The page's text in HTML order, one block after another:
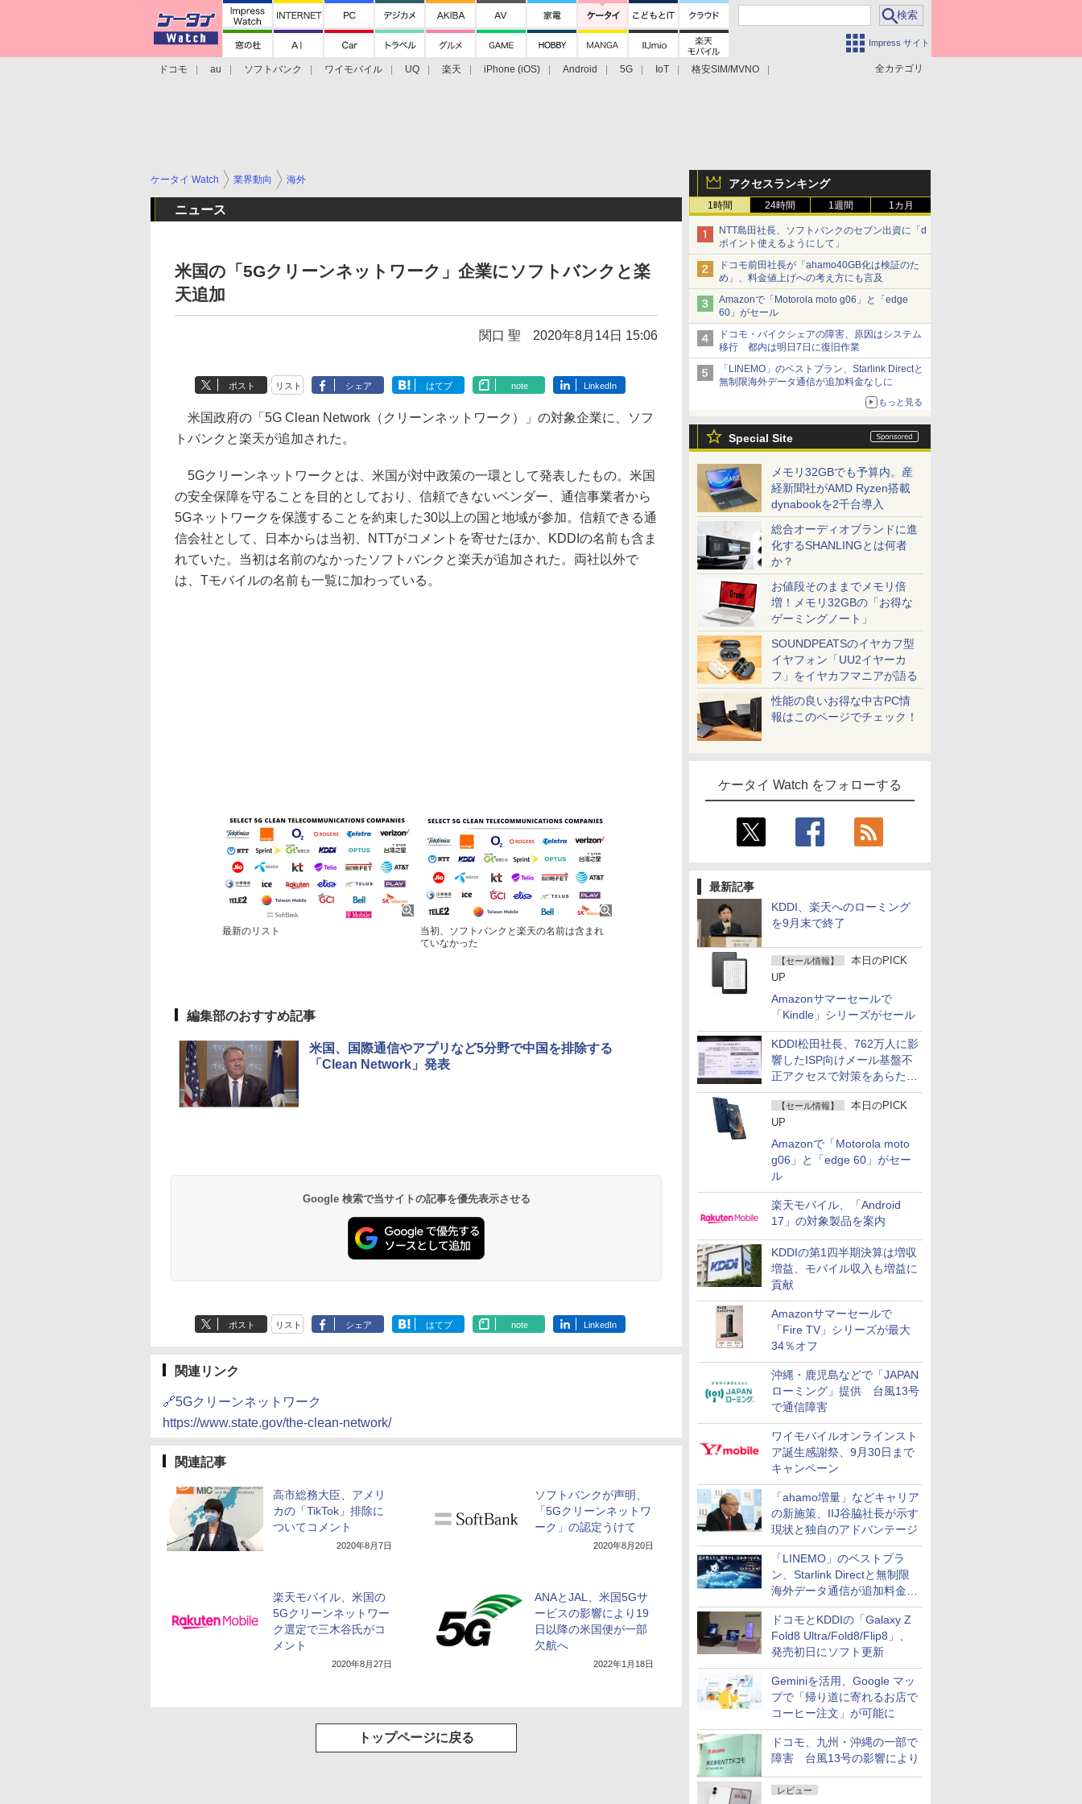
Impress サイト
全カテゴリ
ドコモ au ソフトバンク ワイモバイル UQ 楽天 iPhone (iOS) Android 5G IoT
格安SIM/MVNO
アクセスランキング
1時間 24時間 1週間 1カ月
NTT島田社長、ソフトバンクのセブン出資に「d
ポイント使えるようにして」
ドコモ前田社長が「ahamo40GB化は検証のた
め」、料金値上げへの考え方にも言及
Amazonで「Motorola moto g06」と「edge
60」がセール
ドコモ・バイクシェアの障害、原因はシステム
移行 都内は明日7日に復旧作業
「LINEMO」のベストプラン、Starlink Directと
無制限海外データ通信が追加料金なしに
もっと見る
Special Site
メモリ32GBでも予算内。産
経新聞社がAMD Ryzen搭載
dynabookを2千台導入
総合オーディオブランドに進
化するSHANLINGとは何者
か？
お値段そのままでメモリ倍
増！メモリ32GBの「お得な
ゲーミングノート」
SOUNDPEATSのイヤカフ型
イヤフォン「UU2イヤーカ
フ」をイヤカフマニアが語る
性能の良いお得な中古PC情
報はこのページでチェック！
ケータイ Watch をフォローする
最新記事
KDDI、楽天へのローミング
を9月末で終了
【セール情報】
本日のPICK
UP
Amazonサマーセールで
「Kindle」シリーズがセール
KDDI松田社長、762万人に影
響したISP向けメール基盤不
正アクセスで対策をあらため
て説明
【セール情報】
本日のPICK
UP
Amazonで「Motorola moto
g06」と「edge 60」がセー
ル
楽天モバイル、「Android
17」の対象製品を案内
KDDIの第1四半期決算は増収
増益、モバイル収入も増益に
貢献
Amazonサマーセールで
「Fire TV」シリーズが最大
34％オフ
沖縄・鹿児島などで「JAPAN
ローミング」提供 台風13号
で通信障害
ワイモバイルオンラインスト
ア誕生感謝祭、9月30日まで
キャンペーン
「ahamo増量」などキャリア
の新施策、IIJ谷脇社長が示す
現状と独自のアドバンテージ
「LINEMO」のベストプラ
ン、Starlink Directと無制限
海外データ通信が追加料金な
しに
ドコモとKDDIの「Galaxy Z
Fold8 Ultra/Fold8/Flip8」、
発売初日にソフト更新
Geminiを活用、Google マッ
プで「帰り道に寄れるお店で
コーヒー注文」が可能に
ドコモ、九州・沖縄の一部で
障害 台風13号の影響により
レビュー
ケータイ Watch 業界動向 海外
ニュース
米国の「5Gクリーンネットワーク」企業にソフトバンクと楽
天追加
関口 聖 2020年8月14日 15:06
ポスト リスト シェア はてブ note LinkedIn
米国政府の「5G Clean Network（クリーンネットワーク）」の対象企業に、ソフ
トバンクと楽天が追加された。
5Gクリーンネットワークとは、米国が対中政策の一環として発表したもの。米国
の安全保障を守ることを目的としており、信頼できないベンダー、通信事業者から
5Gネットワークを保護することを約束した30以上の国と地域が参加。信頼できる通
信会社として、日本からは当初、NTTがコメントを寄せたほか、KDDIの名前も含ま
れていた。当初は名前のなかったソフトバンクと楽天が追加された。両社以外で
は、Tモバイルの名前も一覧に加わっている。
最新のリスト
当初、ソフトバンクと楽天の名前は含まれ
ていなかった
編集部のおすすめ記事
米国、国際通信やアプリなど5分野で中国を排除する
「Clean Network」発表
Google 検索で当サイトの記事を優先表示させる
ポスト リスト シェア はてブ note LinkedIn
関連リンク
🔗5Gクリーンネットワーク
https://www.state.gov/the-clean-network/
関連記事
高市総務大臣、アメリ
カの「TikTok」排除に
ついてコメント
2020年8月7日
ソフトバンクが声明、
「5Gクリーンネットワ
ーク」の認定うけて
2020年8月20日
楽天モバイル、米国の
5Gクリーンネットワー
ク選定で三木谷氏がコ
メント
2020年8月27日
ANAとJAL、米国5Gサ
ービスの影響により19
日以降の米国便が一部
欠航へ
2022年1月18日
トップページに戻る